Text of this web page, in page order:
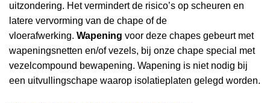
uitzondering. Het vermindert de risico’s op scheuren en
latere vervorming van de chape of de
vloerafwerking. Wapening voor deze chapes gebeurt met
wapeningsnetten en/of vezels, bij onze chape special met
vezelcompound bewapening. Wapening is niet nodig bij
een uitvullingschape waarop isolatieplaten gelegd worden.